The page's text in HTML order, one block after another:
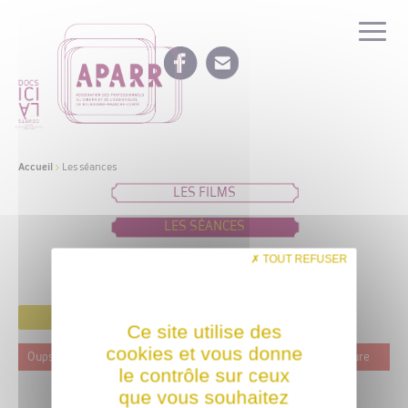
Accueil > Les séances
LES FILMS
LES SÉANCES
IDÉES DE PROGRAMMATION
Oups ! Ce film n'est programmé actuellement dans aucune structure
Ce site utilise des
cookies et vous donne
le contrôle sur ceux
que vous souhaitez
TOUT REFUSER